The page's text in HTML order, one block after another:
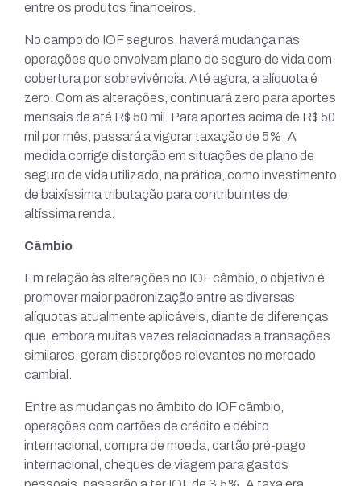
entre os produtos financeiros.
No campo do IOF seguros, haverá mudança nas
operações que envolvam plano de seguro de vida com
cobertura por sobrevivência. Até agora, a alíquota é
zero. Com as alterações, continuará zero para aportes
mensais de até R$ 50 mil. Para aportes acima de R$ 50
mil por mês, passará a vigorar taxação de 5%. A
medida corrige distorção em situações de plano de
seguro de vida utilizado, na prática, como investimento
de baixíssima tributação para contribuintes de
altíssima renda.
Câmbio
Em relação às alterações no IOF câmbio, o objetivo é
promover maior padronização entre as diversas
alíquotas atualmente aplicáveis, diante de diferenças
que, embora muitas vezes relacionadas a transações
similares, geram distorções relevantes no mercado
cambial.
Entre as mudanças no âmbito do IOF câmbio,
operações com cartões de crédito e débito
internacional, compra de moeda, cartão pré-pago
internacional, cheques de viagem para gastos